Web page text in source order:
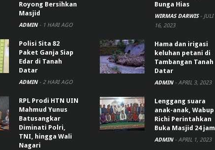
Royong Bersihkan
Masjid
ADMIN - 1 HARI AGO
Polisi Sita 82
Paket Ganja Siap
Edar di Tanah
Datar
ADMIN - 2 HARI AGO
RPL Prodi HTN UIN
Mahmud Yunus
Batusangkar
Diminati Polri,
TNI, hingga Wali
Nagari
Bunga Hias
WIRMAS DARWIS - JULI
16, 2023
Hama dan irigasi
keluhan petani di
Tambangan Tanah
Datar
ADMIN - APRIL 3, 2023
Lenggang suara
anak-anak, Wabup
Richi Perintahkan
Buka Masjid 24 jam
ADMIN - APRIL 1, 2023